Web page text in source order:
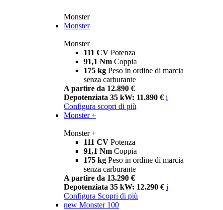
Monster
Monster
Monster
111 CV Potenza
91,1 Nm Coppia
175 kg Peso in ordine di marcia
senza carburante
A partire da 12.890 €
Depotenziata 35 kW: 11.890 € i
Configura scopri di più
Monster +
Monster +
111 CV Potenza
91,1 Nm Coppia
175 kg Peso in ordine di marcia
senza carburante
A partire da 13.290 €
Depotenziata 35 kW: 12.290 € i
Configura Scopri di più
new Monster 100